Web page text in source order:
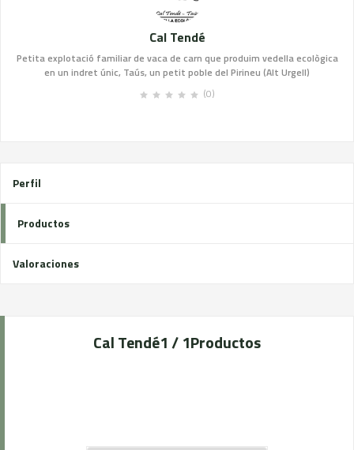
Cal Tendé
Petita explotació familiar de vaca de carn que produim vedella ecològica
en un indret únic, Taús, un petit poble del Pirineu (Alt Urgell)
(0)
Perfil
Productos
Valoraciones
Cal Tendé1 / 1Productos